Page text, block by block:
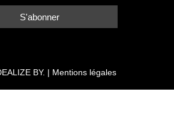
BY. | Mentions légales